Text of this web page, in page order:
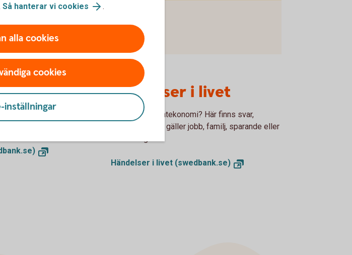
prestanda och statistik.
analys av de nordiska,
Händelser i livet
Frågor om privatekonomi? Här finns svar,
oavsett om det gäller jobb, familj, sparande eller
Händelser i livet (swedbank.se)
Så hanterar vi cookies .
alla cookies
cookies
inställningar